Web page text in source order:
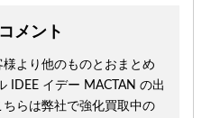
メント
より他のものとおまとめ
IDEE イデー MACTAN の出
らは弊社で強化買取中の